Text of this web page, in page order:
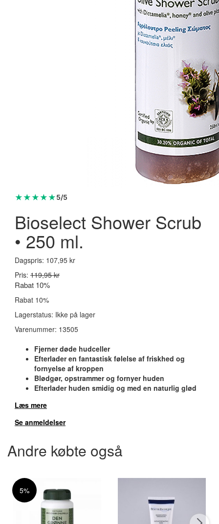
Allergica Thuja D6 • 50ml.
★ ★ ★ ★ ★5/5
Bioselect Shower Scrub
• 250 ml.
Dagspris: 107,95 kr
Pris: 119,95 kr
Rabat 10%
Rabat 10%
Lagerstatus: Ikke på lager
Varenummer: 13505
Fjerner døde hudceller
Efterlader en fantastisk følelse af friskhed og
fornyelse af kroppen
Blødgør, opstrammer og fornyer huden
Efterlader huden smidig og med en naturlig glød
Læs mere
Se anmeldelser
Andre købte også
5%